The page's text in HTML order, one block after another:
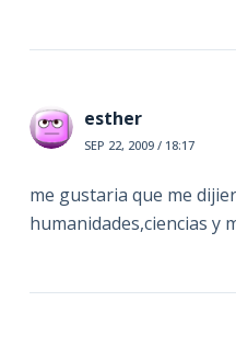
esther
SEP 22, 2009 / 18:17
me gustaria que me
humanidades,ciencias y